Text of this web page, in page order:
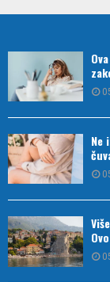
Ne